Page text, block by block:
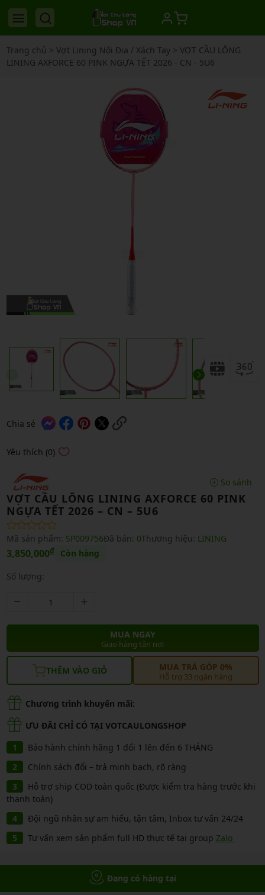
Trang chủ > Vợt Lining Nội Địa / Xách Tay> VỢT CẦU LÔNG
LINING AXFORCE 60 PINK NGỰA TẾT 2026 - CN - 5U6
Chia sẻ
Yêu thích (0)
So sánh
VỢT CẦU LÔNG LINING AXFORCE 60 PINK
NGỰA TẾT 2026 – CN – 5U6
Mã sản phẩm: SP009756Đã bán: 0Thương hiệu: LINING
3,850,000₫ Còn hàng
Số lượng:
MUA NGAY
Giao hàng tận nơi
THÊM VÀO GIỎ MUA TRẢ GÓP 0%
Hỗ trợ 33 ngân hàng
Chương trình khuyến mãi:
ƯU ĐÃI CHỈ CÓ TẠI VOTCAULONGSHOP
Bảo hành chính hãng 1 đổi 1 lên đến 6 THÁNG
Chính sách đổi – trả minh bạch, rõ ràng
Hỗ trợ ship COD toàn quốc (Được kiểm tra hàng trước khi
thanh toán)
Đội ngũ nhân sự am hiểu, tận tâm, Inbox tư vấn 24/24
Tư vấn xem sản phẩm full HD thực tế tại group Zalo
Đang có hàng tại